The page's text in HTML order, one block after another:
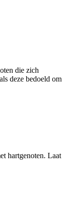
die zich
deze bedoeld om
hartgenoten. Laat